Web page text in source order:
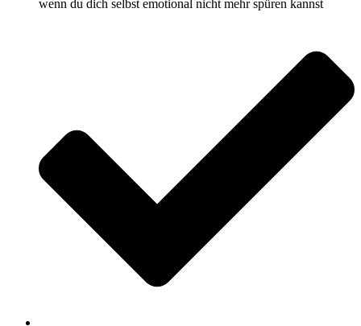
wenn du dich selbst emotional nicht mehr spüren kannst